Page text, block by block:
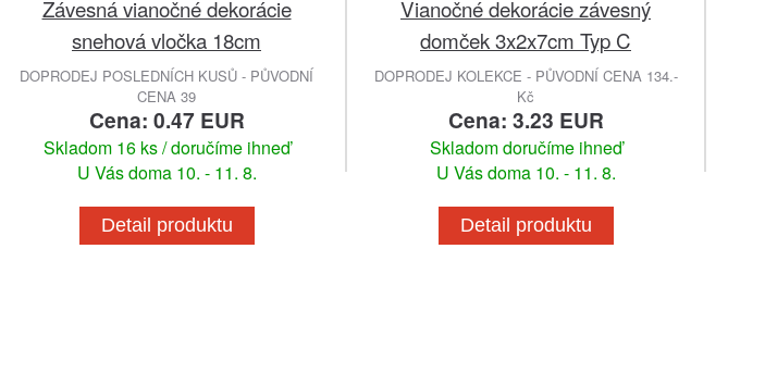
Závesná vianočné dekorácie
snehová vločka 18cm
DOPRODEJ POSLEDNÍCH KUSŮ - PŮVODNÍ
CENA 39
Cena: 0.47 EUR
Skladom 16 ks / doručíme ihneď
U Vás doma 10. - 11. 8.
Detail produktu
Vianočné dekorácie závesný
domček 3x2x7cm Typ C
DOPRODEJ KOLEKCE - PŮVODNÍ CENA 134.-
Kč
Cena: 3.23 EUR
Skladom doručíme ihneď
U Vás doma 10. - 11. 8.
Detail produktu